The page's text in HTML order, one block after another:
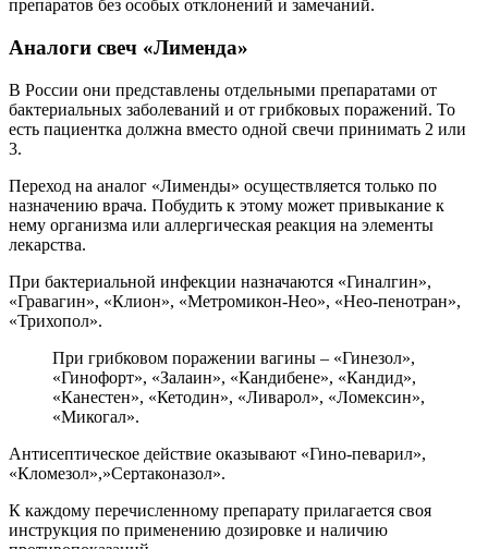
препаратов без особых отклонений и замечаний.
Аналоги свеч «Лименда»
В России они представлены отдельными препаратами от
бактериальных заболеваний и от грибковых поражений. То
есть пациентка должна вместо одной свечи принимать 2 или
3.
Переход на аналог «Лименды» осуществляется только по
назначению врача. Побудить к этому может привыкание к
нему организма или аллергическая реакция на элементы
лекарства.
При бактериальной инфекции назначаются «Гиналгин»,
«Гравагин», «Клион», «Метромикон-Нео», «Нео-пенотран»,
«Трихопол».
При грибковом поражении вагины – «Гинезол»,
«Гинофорт», «Залаин», «Кандибене», «Кандид»,
«Канестен», «Кетодин», «Ливарол», «Ломексин»,
«Микогал».
Антисептическое действие оказывают «Гино-певарил»,
«Кломезол»,»Сертаконазол».
К каждому перечисленному препарату прилагается своя
инструкция по применению дозировке и наличию